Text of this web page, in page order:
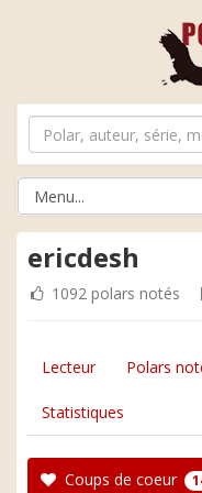
ericdesh
1092 polars notés
Lecteur Polars
Statistiques
Coups de coeur